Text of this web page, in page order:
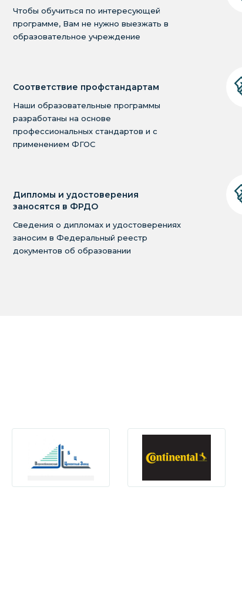
Чтобы обучиться по интересующей
программе, Вам не нужно выезжать в
образовательное учреждение
Соответствие профстандартам
Наши образовательные программы
разработаны на основе
профессиональных стандартов и с
применением ФГОС
Дипломы и удостоверения
заносятся в ФРДО
Сведения о дипломах и удостоверениях
заносим в Федеральный реестр
документов об образовании